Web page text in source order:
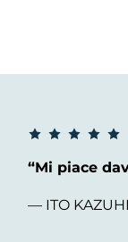
“Mi piace
— ITO